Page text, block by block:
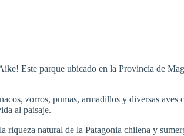
Este parque ubicado en la Provincia de
zorros, pumas, armadillos y diversas
al paisaje.
riqueza natural de la Patagonia chilena y